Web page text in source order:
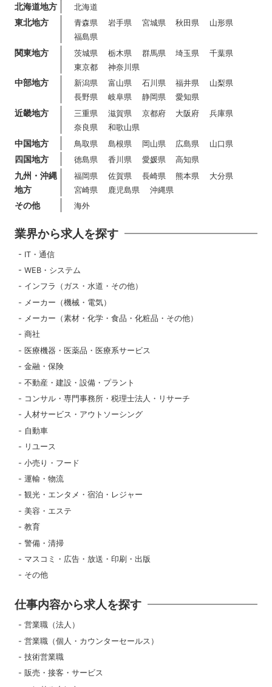
北海道地方 北海道
東北地方 青森県 岩手県 宮城県 秋田県
山形県
福島県
関東地方 茨城県 栃木県 群馬県 埼玉県
千葉県
東京都
神奈川県
中部地方 新潟県 富山県 石川県 福井県
山梨県
長野県
岐阜県 静岡県 愛知県
近畿地方 三重県 滋賀県 京都府 大阪府
兵庫県
奈良県
和歌山県
中国地方 鳥取県 島根県 岡山県 広島県 山口県
四国地方 徳島県 香川県 愛媛県 高知県
九州・沖縄
地方
福岡県 佐賀県 長崎県 熊本県
大分県
宮崎県
鹿児島県 沖縄県
その他 海外
業界から求人を探す
IT・通信
WEB・システム
インフラ（ガス・水道・その他）
メーカー（機械・電気）
メーカー（素材・化学・食品・化粧品・その他）
商社
医療機器・医薬品・医療系サービス
金融・保険
不動産・建設・設備・プラント
コンサル・専門事務所・税理士法人・リサーチ
人材サービス・アウトソーシング
自動車
リユース
小売り・フード
運輸・物流
観光・エンタメ・宿泊・レジャー
美容・エステ
教育
警備・清掃
マスコミ・広告・放送・印刷・出版
その他
仕事内容から求人を探す
営業職（法人）
営業職（個人・カウンターセールス）
技術営業職
販売・接客・サービス